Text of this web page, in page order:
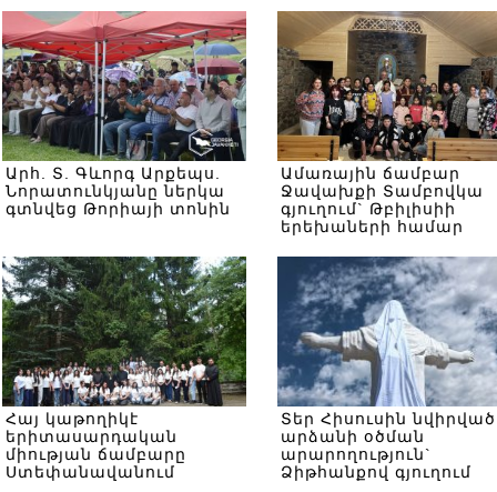
Արհ. Տ. Գևորգ Արքեպս.
Նորատունկյանը ներկա
գտնվեց Թորիայի տոնին
Ամառային ճամբար
Ջավախքի Տամբովկա
գյուղում` Թբիլիսիի
երեխաների համար
Հայ կաթողիկէ
երիտասարդական
միության ճամբարը
Ստեփանավանում
Տեր Հիսուսին նվիրված
արձանի օծման
արարողություն`
Ձիթհանքով գյուղում